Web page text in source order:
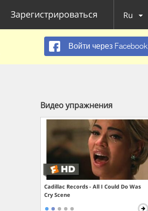
Зарегистрироваться Ru
Войти через Facebook
Видео упражнения
Cadillac Records - All I Could Do Was
Cry Scene